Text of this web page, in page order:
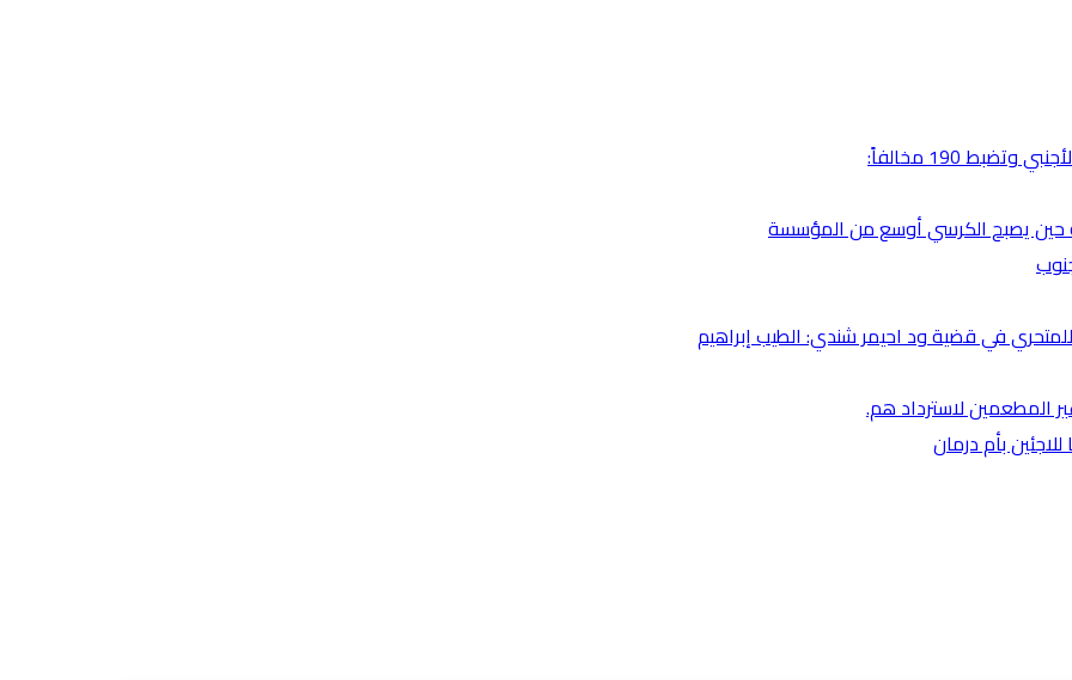
190 مخالفاً:
حين يصبح الكرسي أوسع من المؤسسة
في قضية ود احيمر شندي: الطيب إبراهيم
المطعمين لاسترداد هم.
بأم درمان